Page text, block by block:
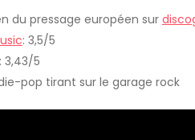
du pressage européen sur
: 3,5/5
: 3,43/5
pop tirant sur le garage rock